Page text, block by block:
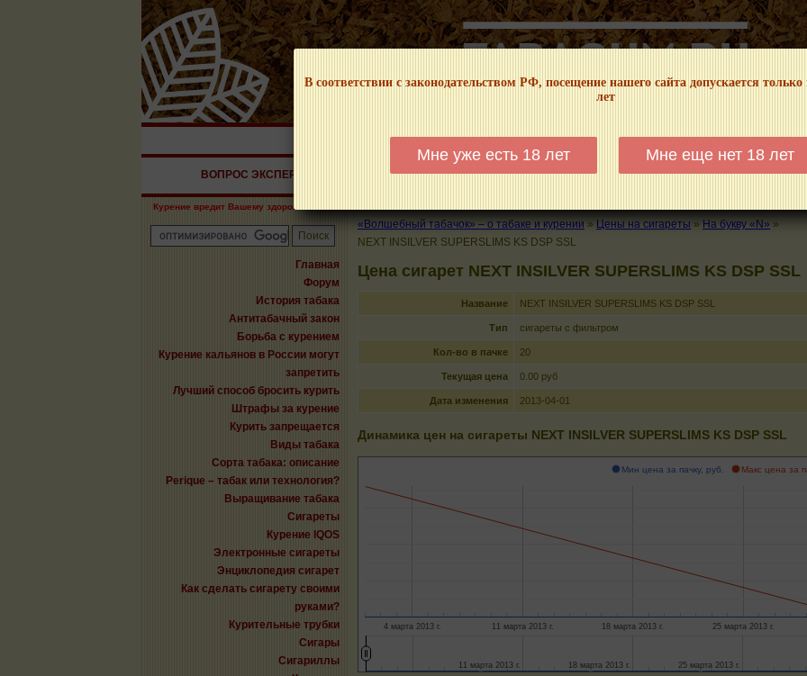
В соответствии с законодательством РФ, посещение нашего сайта допускается
лет
Мне уже есть 18 лет Мне еще нет 18 лет
НАШ ПОРТАЛ – ИНФОРМАЦИОННЫЙ! МЫ НЕ ЗАНИМАЕМСЯ ПРОДАЖЕЙ И РЕКЛАМОЙ
ВОПРОС ЭКСПЕРТУ КАЛЬЯНЫ ТРУБКИ ГДЕ КУПИТЬ ГДЕ ПОКУРИТЬ КУРЕНИЕ И
Курение вредит Вашему здоровью!
Главная
Форум
История табака
Антитабачный закон
Борьба с курением
Курение кальянов в России могут
запретить
Лучший способ бросить курить
Штрафы за курение
Курить запрещается
Виды табака
Сорта табака: описание
Perique – табак или технология?
Выращивание табака
Сигареты
Курение IQOS
Электронные сигареты
Энциклопедия сигарет
Как сделать сигарету своими
руками?
Курительные трубки
Сигары
Сигариллы
«Волшебный табачок» – о табаке и курении » Цены на сигареты » На букву «N» »
NEXT INSILVER SUPERSLIMS KS DSP SSL
Цена сигарет NEXT INSILVER SUPERSLIMS KS DSP SSL
Название NEXT INSILVER SUPERSLIMS KS DSP SSL
Тип сигареты с фильтром
Кол-во в пачке 20
Текущая цена 0.00 руб
Дата изменения 2013-04-01
Динамика цен на сигареты NEXT INSILVER SUPERSLIMS KS DSP SSL
Мин цена за пачку, руб. Макс цена за
4 марта 2013 г. 11 марта 2013 г. 18 марта 2013 г. 25 марта 2013 г.
11 марта 2013 г.
11 марта 2013 г. 18 марта 2013 г.
18 марта 2013 г. 25 марта 2013 г.
25 марта 2013 г.